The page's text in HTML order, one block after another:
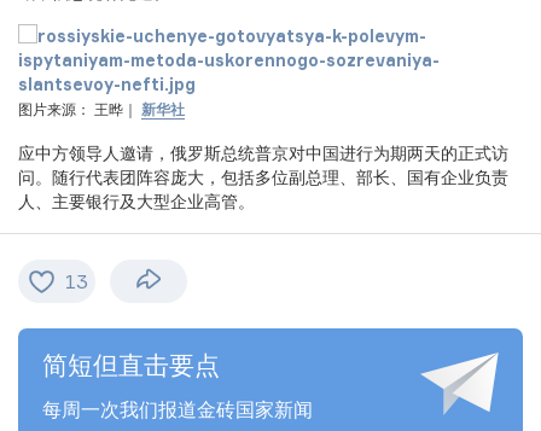
图片来源： 王晔｜ 新华社
应中方领导人邀请，俄罗斯总统普京对中国进行为期两天的正式访
问。随行代表团阵容庞大，包括多位副总理、部长、国有企业负责
人、主要银行及大型企业高管。
13
简短但直击要点
每周一次我们报道金砖国家新闻